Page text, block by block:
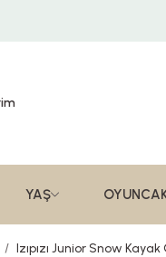
YAŞ
Izıpızı Junior Snow